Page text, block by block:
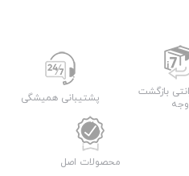
بازگشت
وجه
پشتیبانی همیشگی
محصولات اصل